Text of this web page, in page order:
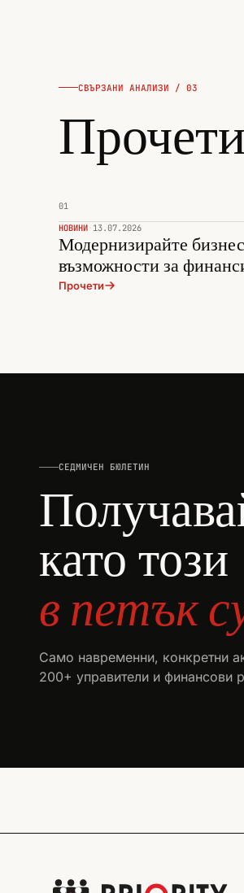
СВЪРЗАНИ АНАЛИЗИ / 03
Прочети
01
НОВИНИ · 13.07.2026
Модернизирайте
възможности за
Прочети
СЕДМИЧЕН БЮЛЕТИН
като този
в петък
Само навременни, конкретни
200+ управители и финансови